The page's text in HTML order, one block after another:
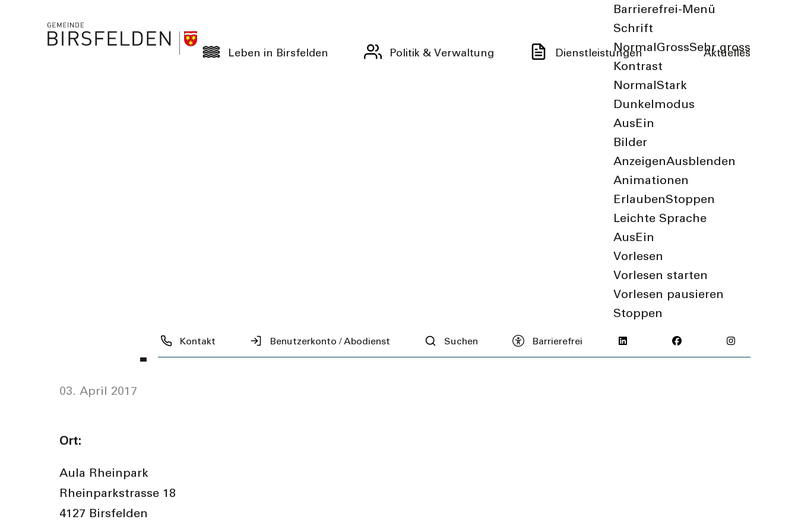
Barrierefrei-Menü
Schrift
Normal GrossSehr gross
Kontrast
Normal Stark
Dunkelmodus
Aus Ein
Bilder
AnzeigenAusblenden
Animationen
ErlaubenStoppen
Leichte Sprache
Aus Ein
Vorlesen
Vorlesen starten
Vorlesen pausieren
Stoppen
Kontakt Benutzerkonto / Abodienst Suchen Barrierefrei
Leben in Birsfelden Politik & Verwaltung Dienstleistungen Aktuelles
3. April 2017
03. April 2017
Ort:
Aula Rheinpark
Rheinparkstrasse 18
4127 Birsfelden